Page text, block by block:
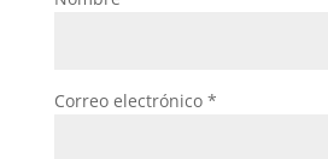
Correo electrónico *